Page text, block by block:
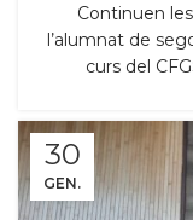
Continuen
l’alumnat de
curs del
30
GEN.